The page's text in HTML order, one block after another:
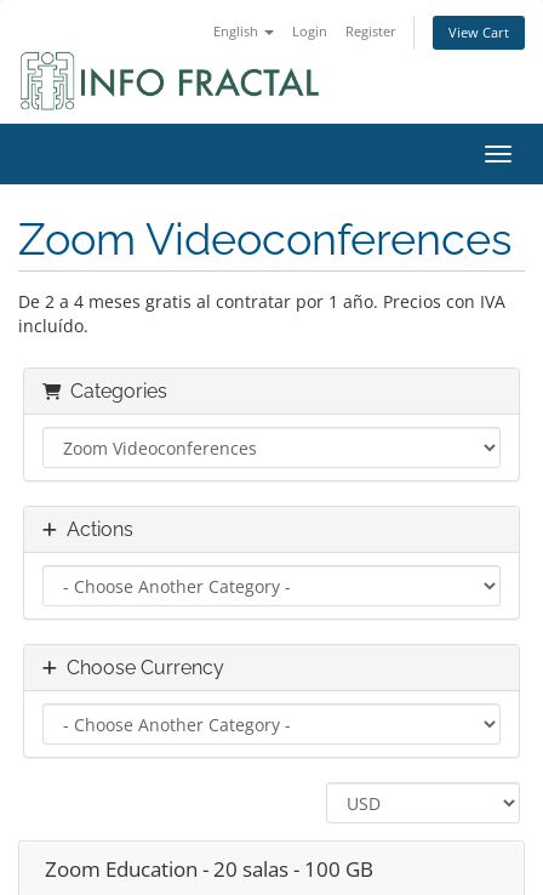
English Login Register View Cart
Zoom Videoconferences
De 2 a 4 meses gratis al contratar por 1 año. Precios con IVA
incluído.
Categories
Actions
Choose Currency
Zoom Education - 20 salas - 100 GB